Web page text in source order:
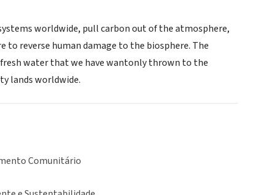
worldwide, pull carbon out of the atmosphere,
to reverse human damage to the biosphere. The
water that we have wantonly thrown to the
lands worldwide.
Comunitário